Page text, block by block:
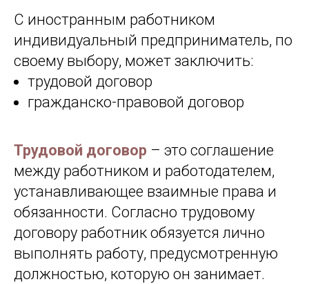
С иностранным работником
индивидуальный предприниматель, по
своему выбору, может заключить:
трудовой договор
гражданско-правовой договор
Трудовой договор – это соглашение
между работником и работодателем,
устанавливающее взаимные права и
обязанности. Согласно трудовому
договору работник обязуется лично
выполнять работу, предусмотренную
должностью, которую он занимает.